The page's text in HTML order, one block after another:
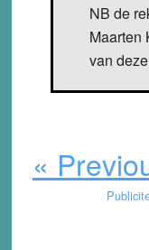
NB de
Maarten
van
«